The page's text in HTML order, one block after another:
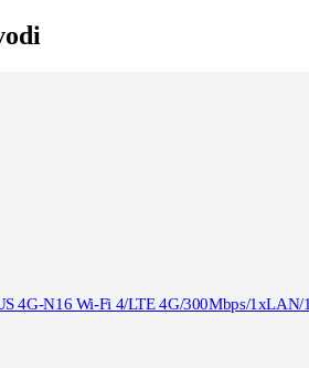
4G-N16 Wi-Fi 4/LTE 4G/300Mbps/1xLAN/